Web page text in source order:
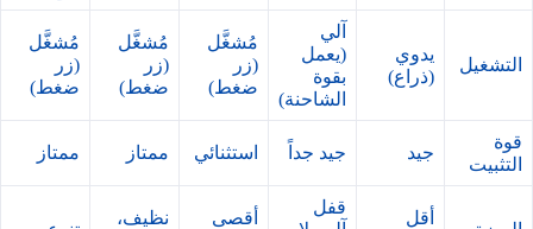
التشغيل
يدوي
(ذراع)
آلي
(يعمل
بقوة
الشاحنة)
مُشغَّل
(زر
ضغط)
مُشغَّل
(زر
ضغط)
مُشغَّل
(زر
ضغط)
قوة
التثبيت
جيد جيد جداً استثنائي ممتاز ممتاز
أقل
قفل
أقصى
نظيف،